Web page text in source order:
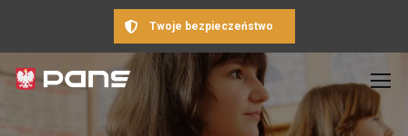
Twoje bezpieczeństwo